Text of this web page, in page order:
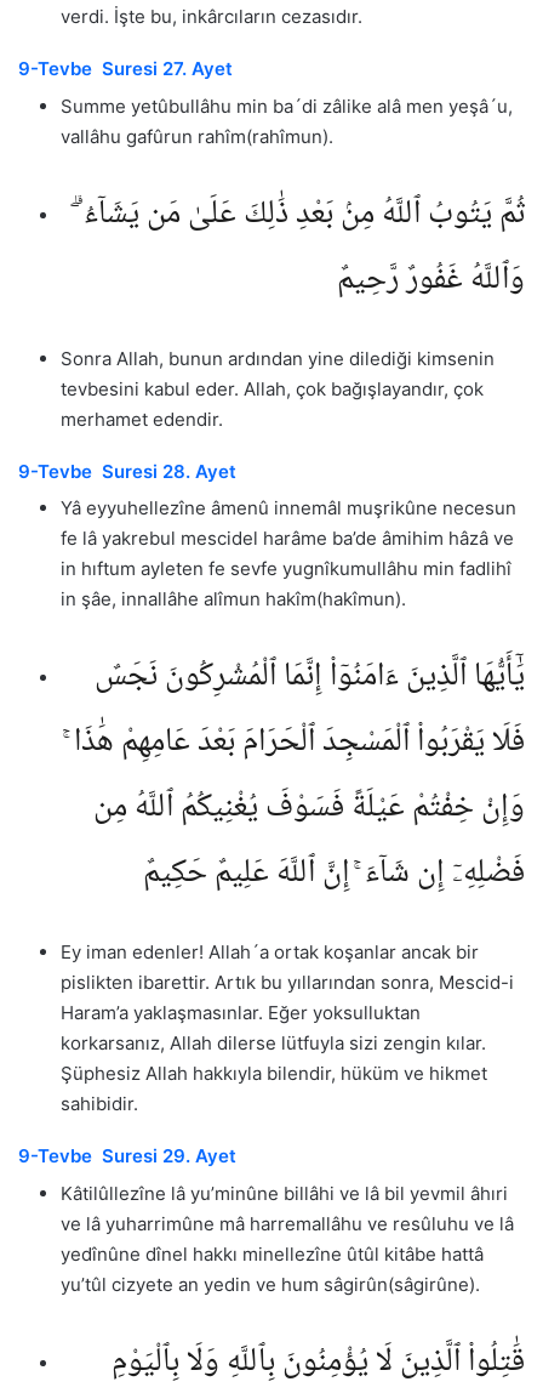
verdi. İşte bu, inkârcıların cezasıdır.
9-Tevbe Suresi 27. Ayet
Summe yetûbullâhu min ba´di zâlike alâ men yeşâ´u,
vallâhu gafûrun rahîm(rahîmun).
ثُمَّ يَتُوبُ ٱللَّهُ مِنۢ بَعْدِ ذَٰلِكَ عَلَىٰ مَن يَشَآءُ ۗ
وَٱللَّهُ غَفُورٌ رَّحِيمٌ
Sonra Allah, bunun ardından yine dilediği kimsenin
tevbesini kabul eder. Allah, çok bağışlayandır, çok
merhamet edendir.
9-Tevbe Suresi 28. Ayet
Yâ eyyuhellezîne âmenû innemâl muşrikûne necesun
fe lâ yakrebul mescidel harâme ba’de âmihim hâzâ ve
in hıftum ayleten fe sevfe yugnîkumullâhu min fadlihî
in şâe, innallâhe alîmun hakîm(hakîmun).
يَٰٓأَيُّهَا ٱلَّذِينَ ءَامَنُوٓا۟ إِنَّمَا ٱلْمُشْرِكُونَ نَجَسٌ
فَلَا يَقْرَبُوا۟ ٱلْمَسْجِدَ ٱلْحَرَامَ بَعْدَ عَامِهِمْ هَٰذَا ۚ
وَإِنْ خِفْتُمْ عَيْلَةً فَسَوْفَ يُغْنِيكُمُ ٱللَّهُ مِن
فَضْلِهِۦٓ إِن شَآءَ ۚ إِنَّ ٱللَّهَ عَلِيمٌ حَكِيمٌ
Ey iman edenler! Allah´a ortak koşanlar ancak bir
pislikten ibarettir. Artık bu yıllarından sonra, Mescid-i
Haram’a yaklaşmasınlar. Eğer yoksulluktan
korkarsanız, Allah dilerse lütfuyla sizi zengin kılar.
Şüphesiz Allah hakkıyla bilendir, hüküm ve hikmet
sahibidir.
9-Tevbe Suresi 29. Ayet
Kâtilûllezîne lâ yu’minûne billâhi ve lâ bil yevmil âhıri
ve lâ yuharrimûne mâ harremallâhu ve resûluhu ve lâ
yedînûne dînel hakkı minellezîne ûtûl kitâbe hattâ
yu’tûl cizyete an yedin ve hum sâgirûn(sâgirûne).
قَٰتِلُوا۟ ٱلَّذِينَ لَا يُؤْمِنُونَ بِٱللَّهِ وَلَا بِٱلْيَوْمِ